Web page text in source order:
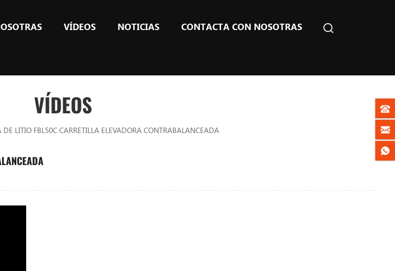
VÍDEOS NOTICIAS CONTACTA CON NOSOTRAS
VÍDEOS
DE LITIO FBL50C CARRETILLA ELEVADORA CONTRABALANCEADA